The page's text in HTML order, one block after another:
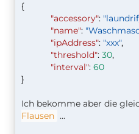
{
"accessory":
"name":
"ipAddress": "xxx",
"threshold": 30,
"interval": 60
}
Ich bekomme aber die
Flausen ...